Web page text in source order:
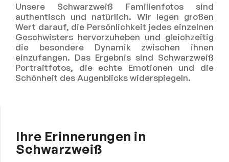
Unsere Schwarzweiß Familienfotos sind
authentisch und natürlich. Wir legen großen
Wert darauf, die Persönlichkeit jedes einzelnen
Geschwisters hervorzuheben und gleichzeitig
die besondere Dynamik zwischen ihnen
einzufangen. Das Ergebnis sind Schwarzweiß
Portraitfotos, die echte Emotionen und die
Schönheit des Augenblicks widerspiegeln.
Ihre Erinnerungen in
Schwarzweiß